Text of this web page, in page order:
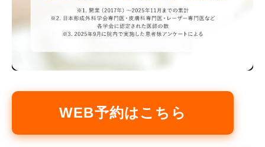
WEB予約はこちら